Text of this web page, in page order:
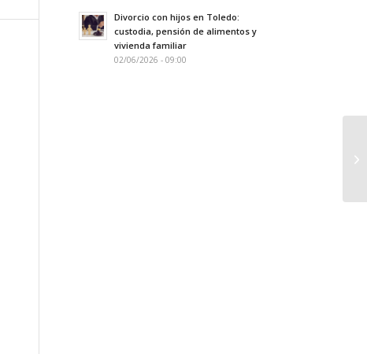
Divorcio con hijos en Toledo:
custodia, pensión de alimentos y
vivienda familiar
02/06/2026 - 09:00